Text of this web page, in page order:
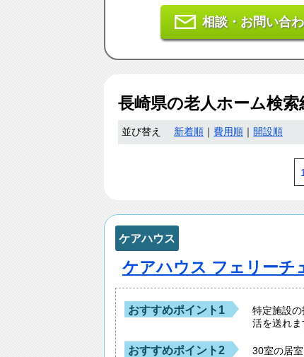
相談・お問い合
長崎県の老人ホーム検索
並び替え 新着順 費用順 開設順
ケアハウス
ケアハウス フェリーチ
おすすめポイント1
特定施設
活を送れま
おすすめポイント2 30室の居